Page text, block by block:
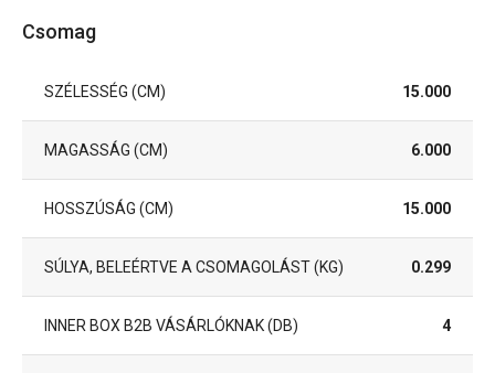
Csomag
SZÉLESSÉG (CM) 15.000
MAGASSÁG (CM) 6.000
HOSSZÚSÁG (CM) 15.000
SÚLYA, BELEÉRTVE A CSOMAGOLÁST (KG) 0.299
INNER BOX B2B VÁSÁRLÓKNAK (DB) 4